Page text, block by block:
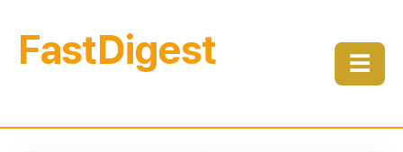
FastDigest ☰